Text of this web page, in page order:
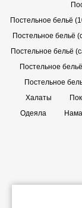
Постельное бельё
Постельное бельё
Постельное бельё
Постельное
Постельное
Халаты
Одеяла